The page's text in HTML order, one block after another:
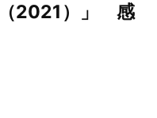
（2021）」 感